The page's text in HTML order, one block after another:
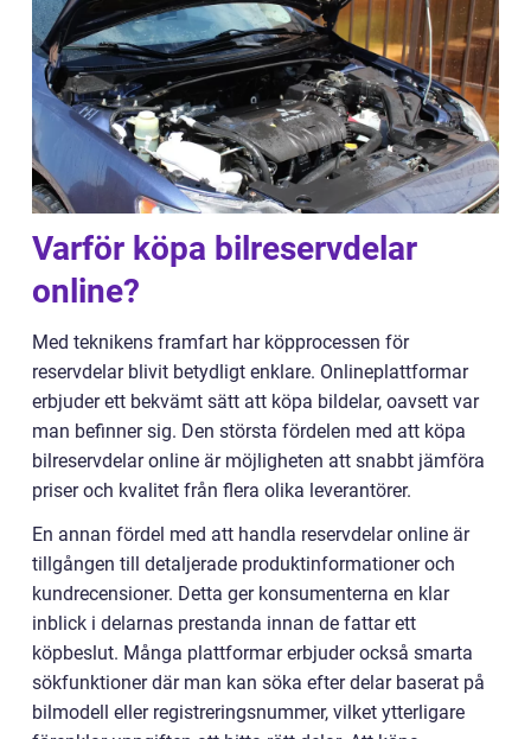
Varför köpa bilreservdelar
online?
Med teknikens framfart har köpprocessen för
reservdelar blivit betydligt enklare. Onlineplattformar
erbjuder ett bekvämt sätt att köpa bildelar, oavsett var
man befinner sig. Den största fördelen med att köpa
bilreservdelar online är möjligheten att snabbt jämföra
priser och kvalitet från flera olika leverantörer.
En annan fördel med att handla reservdelar online är
tillgången till detaljerade produktinformationer och
kundrecensioner. Detta ger konsumenterna en klar
inblick i delarnas prestanda innan de fattar ett
köpbeslut. Många plattformar erbjuder också smarta
sökfunktioner där man kan söka efter delar baserat på
bilmodell eller registreringsnummer, vilket ytterligare